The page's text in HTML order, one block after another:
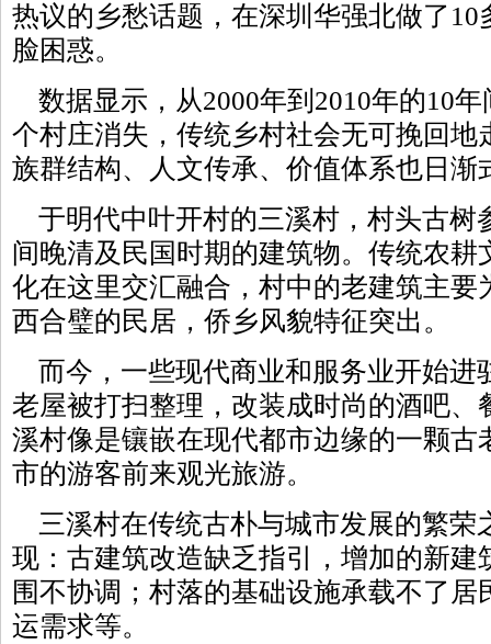
热议的乡愁话题，在深圳华强北做了
脸困惑。
数据显示，从2000年到2010年的10
个村庄消失，传统乡村社会无可挽回地
族群结构、人文传承、价值体系也日渐
于明代中叶开村的三溪村，村头古树
间晚清及民国时期的建筑物。传统农耕
化在这里交汇融合，村中的老建筑主要
西合璧的民居，侨乡风貌特征突出。
而今，一些现代商业和服务业开始进
老屋被打扫整理，改装成时尚的酒吧、
溪村像是镶嵌在现代都市边缘的一颗古
市的游客前来观光旅游。
三溪村在传统古朴与城市发展的繁荣
现：古建筑改造缺乏指引，增加的新建
围不协调；村落的基础设施承载不了
运需求等。